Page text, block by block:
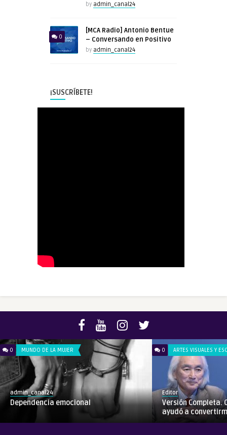
by admin_canal24
0
[MCA Radio] Antonio Bentue
– Conversando en Positivo
by admin_canal24
¡SUSCRÍBETE!
0 MUNDO DE LA MUJER
admin_canal24
Dependencia emocional
0 ARTES VISUALES Y
Editor
Versión Completa.
ayudó a